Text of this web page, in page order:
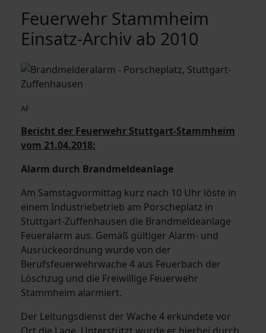
Feuerwehr Stammheim
Einsatz-Archiv ab 2010
AF
Bericht der Feuerwehr Stuttgart-Stammheim
vom 21.04.2018:
Alarm durch Brandmeldeanlage
Am Samstagvormittag kurz nach 10 Uhr löste in
einem Industriebetrieb am Porscheplatz in
Stuttgart-Zuffenhausen die Brandmeldeanlage
Feueralarm aus. Gemäß gültiger Alarm- und
Ausrückeordnung wurde von der
Berufsfeuerwehrwache 4 aus Feuerbach der
Löschzug und die Freiwillige Feuerwehr
Stammheim alarmiert.
Der Leitungsdienst der Wache 4 erkundete vor